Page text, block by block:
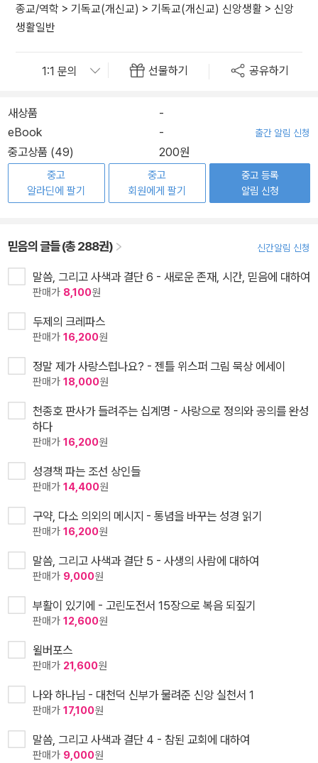
종교/역학 > 기독교(개신교) > 기독교(개신교) 신앙생활 > 신앙
생활일반
선물하기 공유하기
새상품
-
eBook
- 출간 알림 신청
중고상품 (49) 200원
중고
알라딘에 팔기
중고
회원에게 팔기
중고 등록
알림 신청
믿음의 글들 (총 288권) 신간알림 신청
말씀, 그리고 사색과 결단 6 - 새로운 존재, 시간, 믿음에 대하여
판매가 8,100원
두제의 크레파스
판매가 16,200원
정말 제가 사랑스럽나요? - 젠틀 위스퍼 그림 묵상 에세이
판매가 18,000원
천종호 판사가 들려주는 십계명 - 사랑으로 정의와 공의를 완성
하다
판매가 16,200원
성경책 파는 조선 상인들
판매가 14,400원
구약, 다소 의외의 메시지 - 통념을 바꾸는 성경 읽기
판매가 16,200원
말씀, 그리고 사색과 결단 5 - 사생의 사람에 대하여
판매가 9,000원
부활이 있기에 - 고린도전서 15장으로 복음 되짚기
판매가 12,600원
윌버포스
판매가 21,600원
나와 하나님 - 대천덕 신부가 물려준 신앙 실천서 1
판매가 17,100원
말씀, 그리고 사색과 결단 4 - 참된 교회에 대하여
판매가 9,000원